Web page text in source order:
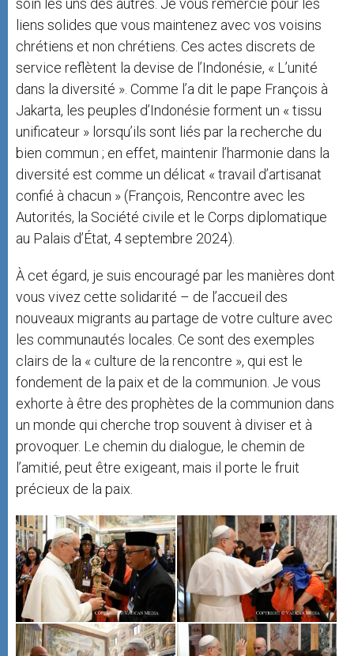
soin les uns des autres. Je vous remercie pour les
liens solides que vous maintenez avec vos voisins
chrétiens et non chrétiens. Ces actes discrets de
service reflètent la devise de l’Indonésie, « L’unité
dans la diversité ». Comme l’a dit le pape François à
Jakarta, les peuples d’Indonésie forment un « tissu
unificateur » lorsqu’ils sont liés par la recherche du
bien commun ; en effet, maintenir l’harmonie dans la
diversité est comme un délicat « travail d’artisanat
confié à chacun » (François, Rencontre avec les
Autorités, la Société civile et le Corps diplomatique
au Palais d’État, 4 septembre 2024).
À cet égard, je suis encouragé par les manières dont
vous vivez cette solidarité – de l’accueil des
nouveaux migrants au partage de votre culture avec
les communautés locales. Ce sont des exemples
clairs de la « culture de la rencontre », qui est le
fondement de la paix et de la communion. Je vous
exhorte à être des prophètes de la communion dans
un monde qui cherche trop souvent à diviser et à
provoquer. Le chemin du dialogue, le chemin de
l’amitié, peut être exigeant, mais il porte le fruit
précieux de la paix.